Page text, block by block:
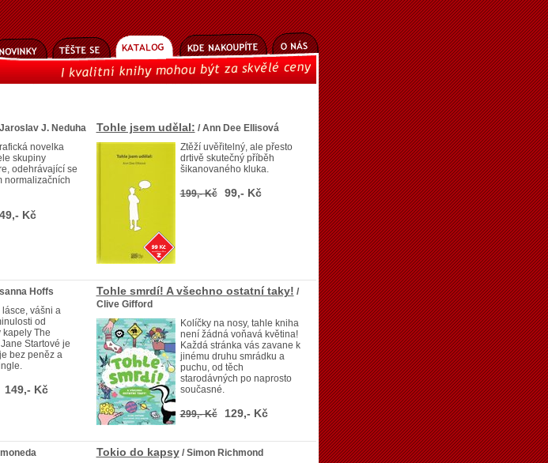
J. Neduha
novelka
skupiny
odehrávající se
normalizačních
49,- Kč
Tohle jsem udělal: / Ann Dee Ellisová
Ztěží uvěřitelný, ale přesto
drtivě skutečný příběh
šikanovaného kluka.
199,- Kč 99,- Kč
Hoffs
lásce, vášni a
od
kapely The
Startové je
bez peněz a
149,- Kč
Tohle smrdí! A všechno ostatní taky! /
Clive Gifford
Kolíčky na nosy, tahle kniha
není žádná voňavá květina!
Každá stránka vás zavane k
jinému druhu smrádku a
puchu, od těch
starodávných po naprosto
současné.
299,- Kč 129,- Kč
Tokio do kapsy/ Simon Richmond